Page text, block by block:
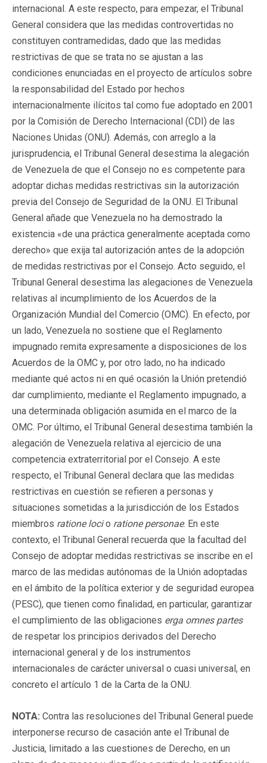
internacional. A este respecto, para empezar, el Tribunal
General considera que las medidas controvertidas no
constituyen contramedidas, dado que las medidas
restrictivas de que se trata no se ajustan a las
condiciones enunciadas en el proyecto de artículos sobre
la responsabilidad del Estado por hechos
internacionalmente ilícitos tal como fue adoptado en 2001
por la Comisión de Derecho Internacional (CDI) de las
Naciones Unidas (ONU). Además, con arreglo a la
jurisprudencia, el Tribunal General desestima la alegación
de Venezuela de que el Consejo no es competente para
adoptar dichas medidas restrictivas sin la autorización
previa del Consejo de Seguridad de la ONU. El Tribunal
General añade que Venezuela no ha demostrado la
existencia «de una práctica generalmente aceptada como
derecho» que exija tal autorización antes de la adopción
de medidas restrictivas por el Consejo. Acto seguido, el
Tribunal General desestima las alegaciones de Venezuela
relativas al incumplimiento de los Acuerdos de la
Organización Mundial del Comercio (OMC). En efecto, por
un lado, Venezuela no sostiene que el Reglamento
impugnado remita expresamente a disposiciones de los
Acuerdos de la OMC y, por otro lado, no ha indicado
mediante qué actos ni en qué ocasión la Unión pretendió
dar cumplimiento, mediante el Reglamento impugnado, a
una determinada obligación asumida en el marco de la
OMC. Por último, el Tribunal General desestima también la
alegación de Venezuela relativa al ejercicio de una
competencia extraterritorial por el Consejo. A este
respecto, el Tribunal General declara que las medidas
restrictivas en cuestión se refieren a personas y
situaciones sometidas a la jurisdicción de los Estados
miembros ratione locio ratione personae. En este
contexto, el Tribunal General recuerda que la facultad del
Consejo de adoptar medidas restrictivas se inscribe en el
marco de las medidas autónomas de la Unión adoptadas
en el ámbito de la política exterior y de seguridad europea
(PESC), que tienen como finalidad, en particular, garantizar
el cumplimiento de las obligaciones erga omnes partes
de respetar los principios derivados del Derecho
internacional general y de los instrumentos
internacionales de carácter universal o cuasi universal, en
concreto el artículo 1 de la Carta de la ONU.
NOTA: Contra las resoluciones del Tribunal General puede
interponerse recurso de casación ante el Tribunal de
Justicia, limitado a las cuestiones de Derecho, en un